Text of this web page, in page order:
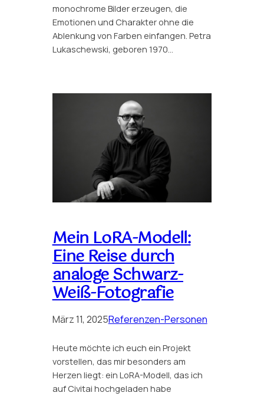
monochrome Bilder erzeugen, die
Emotionen und Charakter ohne die
Ablenkung von Farben einfangen. Petra
Lukaschewski, geboren 1970…
Mein LoRA-Modell:
Eine Reise durch
analoge Schwarz-
Weiß-Fotografie
März 11, 2025Referenzen-Personen
Heute möchte ich euch ein Projekt
vorstellen, das mir besonders am
Herzen liegt: ein LoRA-Modell, das ich
auf Civitai hochgeladen habe